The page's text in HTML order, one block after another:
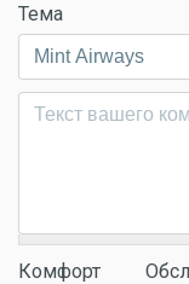
Тема
Комментарий*
Комфорт